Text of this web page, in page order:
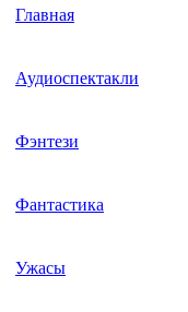
Главная
Аудиоспектакли
Фэнтези
Фантастика
Ужасы